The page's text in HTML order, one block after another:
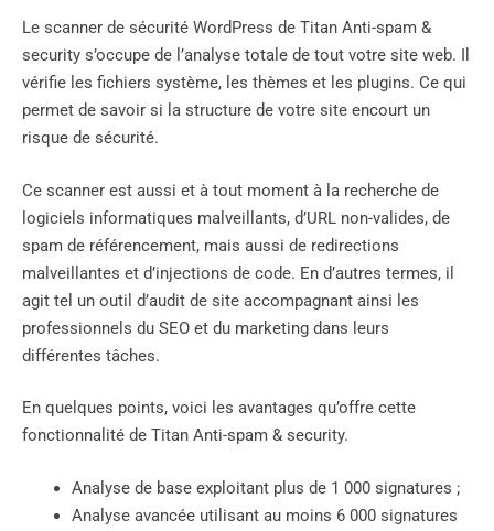
Le scanner de sécurité WordPress de Titan Anti-spam &
security s’occupe de l’analyse totale de tout votre site web. Il
vérifie les fichiers système, les thèmes et les plugins. Ce qui
permet de savoir si la structure de votre site encourt un
risque de sécurité.
Ce scanner est aussi et à tout moment à la recherche de
logiciels informatiques malveillants, d’URL non-valides, de
spam de référencement, mais aussi de redirections
malveillantes et d’injections de code. En d’autres termes, il
agit tel un outil d’audit de site accompagnant ainsi les
professionnels du SEO et du marketing dans leurs
différentes tâches.
En quelques points, voici les avantages qu’offre cette
fonctionnalité de Titan Anti-spam & security.
Analyse de base exploitant plus de 1 000 signatures ;
Analyse avancée utilisant au moins 6 000 signatures